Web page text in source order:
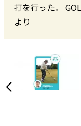
打を行った。
より